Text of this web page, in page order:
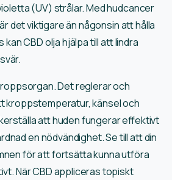
(UV) strålar. Med hudcancer
det viktigare än någonsin att hålla
kan CBD olja hjälpa till att lindra
Det reglerar och
kroppstemperatur, känsel och
att huden fungerar effektivt
en nödvändighet. Se till att din
för att fortsätta kunna utföra
När CBD appliceras topiskt